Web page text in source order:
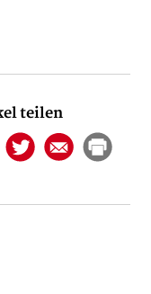
teilen